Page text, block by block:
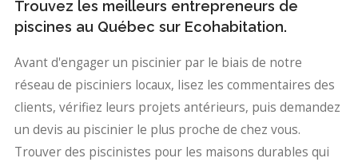
Trouvez les meilleurs entrepreneurs de
piscines au Québec sur Ecohabitation.
Avant d'engager un piscinier par le biais de notre
réseau de pisciniers locaux, lisez les commentaires des
clients, vérifiez leurs projets antérieurs, puis demandez
un devis au piscinier le plus proche de chez vous.
Trouver des piscinistes pour les maisons durables qui